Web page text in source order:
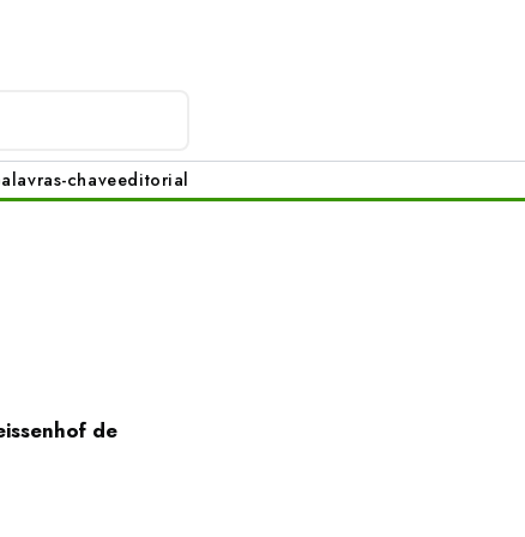
chaveeditorial
de